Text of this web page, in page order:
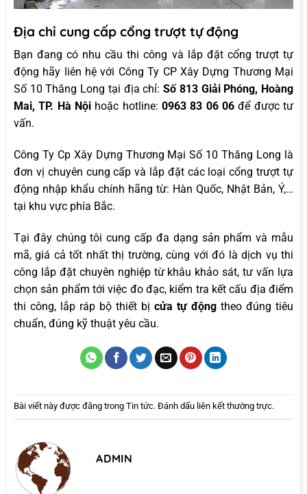
Địa chỉ cung cấp cổng trượt tự động
Bạn đang có nhu cầu thi công và lắp đặt cổng trượt tự
động hãy liên hệ với Công Ty CP Xây Dựng Thương Mại
Số 10 Thăng Long tại địa chỉ: Số 813 Giải Phóng, Hoàng
Mai, TP. Hà Nội hoặc hotline: 0963 83 06 06 để được tư
vấn.
Công Ty Cp Xây Dựng Thương Mại Số 10 Thăng Long là
đơn vị chuyên cung cấp và lắp đặt các loại cổng trượt tự
động nhập khẩu chính hãng từ: Hàn Quốc, Nhật Bản, Ý,…
tại khu vực phía Bắc.
Tại đây chúng tôi cung cấp đa dạng sản phẩm và mẫu
mã, giá cả tốt nhất thị trường, cùng với đó là dịch vụ thi
công lắp đặt chuyên nghiệp từ khâu khảo sát, tư vấn lựa
chọn sản phẩm tới việc đo đạc, kiểm tra kết cấu địa điểm
thi công, lắp ráp bộ thiết bị cửa tự động theo đúng tiêu
chuẩn, đúng kỹ thuật yêu cầu.
Bài viết này được đăng trong Tin tức. Đánh dấu liên kết thường trực.
ADMIN